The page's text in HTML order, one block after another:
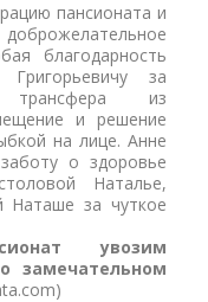
пансионата и
благодарность
за
трансфера из
и решение
на лице. Анне
о здоровье
Наталье,
Наташе за чуткое
увозим
замечательном